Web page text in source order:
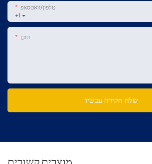
+1
טלפון/וואטסאפ
תוֹכֶן
שלח חקירה עכשיו